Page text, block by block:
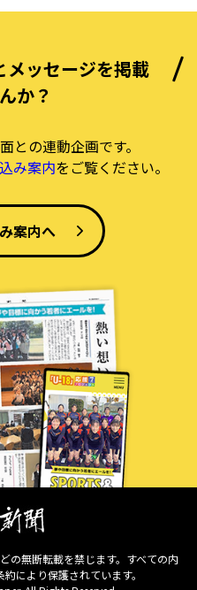
メッセージを掲載
か？
との連動企画です。
み案内をご覧ください。
案内へ
の無断転載を禁じます。すべての内
により保護されています。